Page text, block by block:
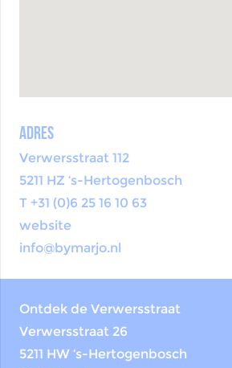
Adres
Verwersstraat 112
5211 HZ ‘s-Hertogenbosch
T +31 (0)6 25 16 10 63
website
info@bymarjo.nl
Ontdek de Verwersstraat
Verwersstraat 26
5211 HW ‘s-Hertogenbosch